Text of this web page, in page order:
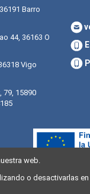
Barro
44, 36163 O
Vigo
79, 15890
web.
o desactivarlas en